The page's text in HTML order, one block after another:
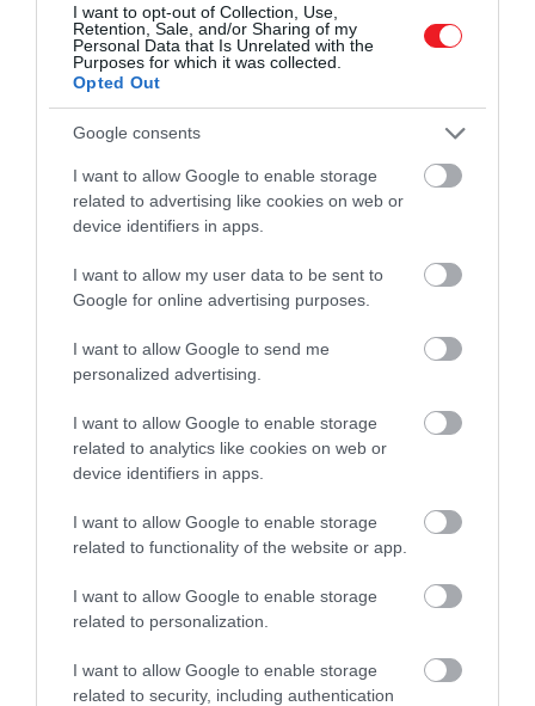
I want to opt-out of Collection, Use,
Retention, Sale, and/or Sharing of my
Personal Data that Is Unrelated with the
Purposes for which it was collected.
Opted Out
Google consents
I want to allow Google to enable storage
related to advertising like cookies on web or
device identifiers in apps.
I want to allow my user data to be sent to
Google for online advertising purposes.
I want to allow Google to send me
personalized advertising.
I want to allow Google to enable storage
related to analytics like cookies on web or
device identifiers in apps.
I want to allow Google to enable storage
related to functionality of the website or app.
I want to allow Google to enable storage
related to personalization.
I want to allow Google to enable storage
related to security, including authentication
A kávé ma már jóval több, mint a reggeli
gasztronómiai különlegesség és
esztétikai élmény is lehet, amely
országonként más és más formát ölt.
Miközben az eszpresszó, a cappuccino
megtalálható, léteznek olyan helyi…
2025. MÁJUS 19. ● TURI DÁNIEL
A kávé ezer arca: 5 különleges
TURI DÁNIEL
és ismerd meg a Hamu és Gyémánt világát!